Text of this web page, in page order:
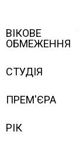
ВІКОВЕ
ОБМЕЖЕННЯ
СТУДІЯ
ПРЕМ'ЄРА
РІК